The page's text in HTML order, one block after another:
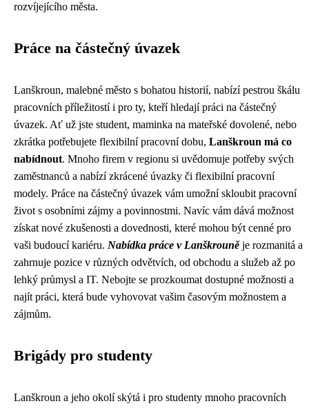
rozvíjejícího města.
Práce na částečný úvazek
Lanškroun, malebné město s bohatou historií, nabízí pestrou škálu
pracovních příležitostí i pro ty, kteří hledají práci na částečný
úvazek. Ať už jste student, maminka na mateřské dovolené, nebo
zkrátka potřebujete flexibilní pracovní dobu, Lanškroun má co
nabídnout. Mnoho firem v regionu si uvědomuje potřeby svých
zaměstnanců a nabízí zkrácené úvazky či flexibilní pracovní
modely. Práce na částečný úvazek vám umožní skloubit pracovní
život s osobními zájmy a povinnostmi. Navíc vám dává možnost
získat nové zkušenosti a dovednosti, které mohou být cenné pro
vaši budoucí kariéru. Nabídka práce v Lanškrouněje rozmanitá a
zahrnuje pozice v různých odvětvích, od obchodu a služeb až po
lehký průmysl a IT. Nebojte se prozkoumat dostupné možnosti a
najít práci, která bude vyhovovat vašim časovým možnostem a
zájmům.
Brigády pro studenty
Lanškroun a jeho okolí skýtá i pro studenty mnoho pracovních